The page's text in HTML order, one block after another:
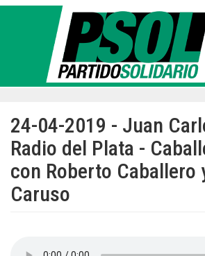
Pasar
24-04-2019 - Juan
Radio del Plata -
con Roberto Caballero
Caruso